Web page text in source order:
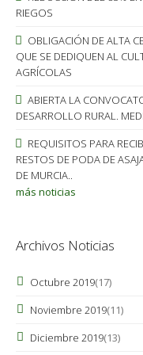
RIEGOS
OBLIGACIÓN DE ALTA
QUE SE DEDIQUEN AL
AGRÍCOLAS
ABIERTA LA
DESARROLLO RURAL.
REQUISITOS PARA
RESTOS DE PODA DE
DE MURCIA..
más noticias
Archivos Noticias
Octubre 2019(17)
Noviembre 2019(11)
Diciembre 2019(13)